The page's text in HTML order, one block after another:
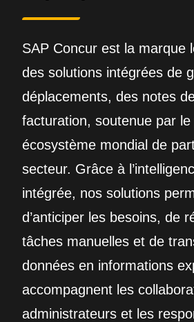
SAP Concur est la marque
des solutions intégrées de
déplacements, des notes
facturation, soutenue par
écosystème mondial de
secteur. Grâce à
intégrée, nos solutions
d’anticiper les besoins, de
tâches manuelles et de
données en informations
accompagnent les
administrateurs et les